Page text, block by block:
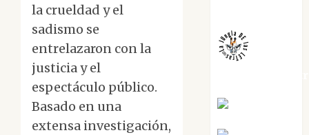
la crueldad y el
sadismo se
entrelazaron con la
justicia y el
espectáculo público.
Basado en una
extensa investigación,